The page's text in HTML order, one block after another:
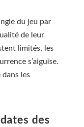
du jeu par
de leur
limités, les
s’aiguise.
les
des